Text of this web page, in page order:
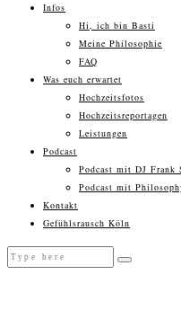
Infos
Hi, ich bin Basti
Meine Philosophie
FAQ
Was euch erwartet
Hochzeitsfotos
Hochzeitsreportagen
Leistungen
Podcast
Podcast mit DJ Frank
Podcast mit
Kontakt
Gefühlsrausch Köln